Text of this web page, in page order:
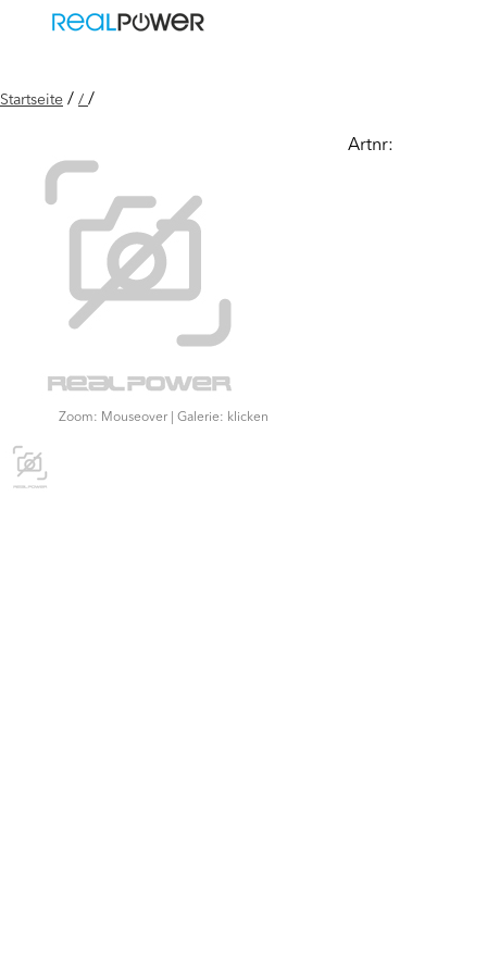
Startseite / / /
Zoom: Mouseover | Galerie: klicken
Artnr: